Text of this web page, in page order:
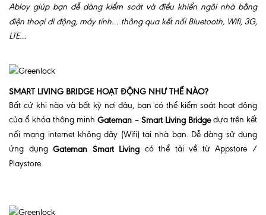
Abloy giúp bạn dễ dàng kiểm soát và điều khiển ngôi nhà bằng
điện thoại di động, máy tính… thông qua kết nối Bluetooth, Wifi, 3G,
LTE…
SMART LIVING BRIDGE HOẠT ĐỘNG NHƯ THẾ NÀO?
Bất cứ khi nào và bất kỳ nơi đâu, bạn có thể kiểm soát hoạt động
của ổ khóa thông minh Gateman – Smart Living Bridgedựa trên kết
nối mạng internet không dây (Wifi) tại nhà bạn. Dễ dàng sử dụng
ứng dụngGateman Smart Living có thể tải về từ Appstore /
Playstore.